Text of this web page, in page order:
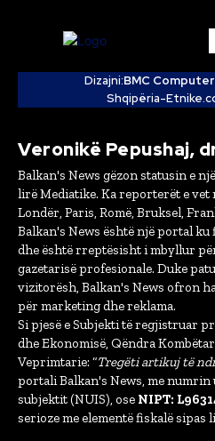
Dizajni:BMC Computer
Shqipëria-
Veronikë Pepushaj,
Balkan's News gëzon statusin e
lirë Mediatike. Ka reporterët e vet
Londër, Paris, Romë, Bruksel,
Balkan's News është një portal
dhe është rreptësisht i mbyllur
gazetarisë profesionale. Duke
vizitorësh, Balkan's News ofron
për marketing dhe reklama.
Si pjesë e Subjekti të regjistruar
dhe Ekonomisë, Qëndra
Veprimtarie: “Tregëti artikuj të
portali Balkan's News, me
subjektit (NUIS), ose NIPT:
serioze me elementë fiskalë sipas